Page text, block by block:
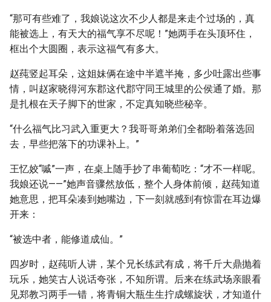
“那可有些难了，我娘说这次不少人都是来走个过场的，真
能被选上，有天大的福气享不尽呢！”她两手在头顶环住，
框出个大圆圈，表示这福气有多大。
赵莼竖起耳朵，这姐妹俩在途中半遮半掩，多少吐露出些事
情，叫赵家晓得河东郡这代郡守同王城里的公侯通了婚。那
是扎根在天子脚下的世家，不定真知晓些秘辛。
“什么福气比习武入重更大？我哥哥弟弟们全都盼着落选回
去，早些把落下的功课补上。”
王忆姣“嘁”一声，在桌上随手抄了串葡萄吃：“才不一样呢。
我娘还说——”她声音骤然放低，整个人身体前倾，赵莼知道
她意思，把耳朵凑到她嘴边，下一刻就感到有惊雷在耳边爆
开来：
“被选中者，能修道成仙。”
四岁时，赵莼听人讲，某个兄长练武有成，将千斤大鼎抛着
玩乐，她笑古人说话夸张，不知所谓。后来在练武场亲眼看
见郑教习两手一错，将青铜大瓶生生拧成螺旋状，才知道什